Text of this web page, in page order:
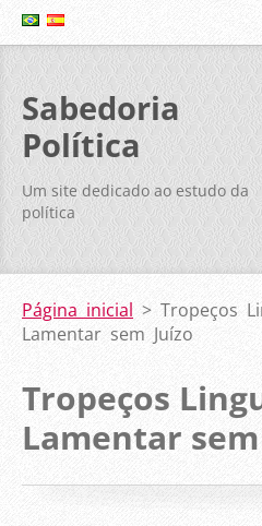
Sabedoria
Política
Um site dedicado ao estudo da
política
Página inicial > Tropeços
Lamentar sem Juízo
Tropeços
Lamentar